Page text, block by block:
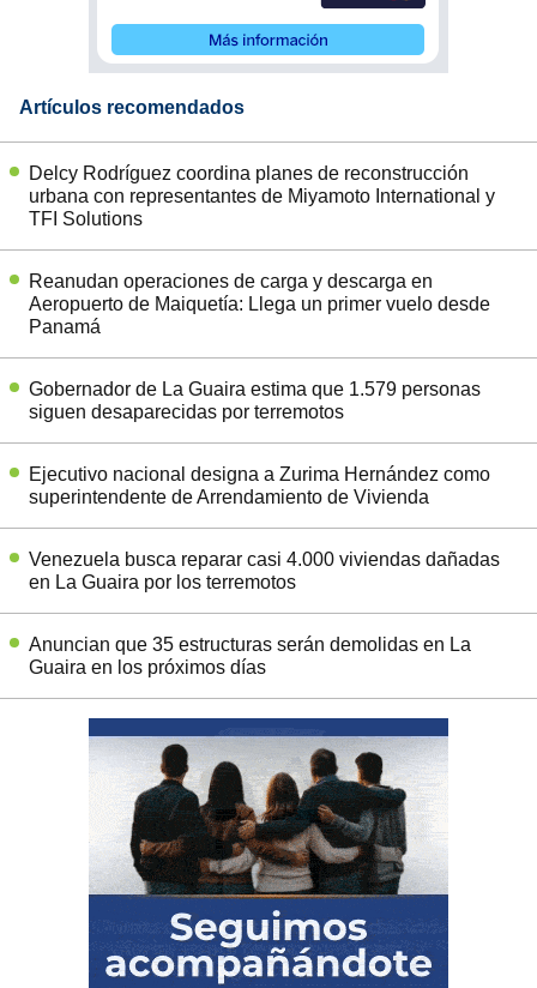
Artículos recomendados
Delcy Rodríguez coordina planes de reconstrucción
urbana con representantes de Miyamoto International y
TFI Solutions
Reanudan operaciones de carga y descarga en
Aeropuerto de Maiquetía: Llega un primer vuelo desde
Panamá
Gobernador de La Guaira estima que 1.579 personas
siguen desaparecidas por terremotos
Ejecutivo nacional designa a Zurima Hernández como
superintendente de Arrendamiento de Vivienda
Venezuela busca reparar casi 4.000 viviendas dañadas
en La Guaira por los terremotos
Anuncian que 35 estructuras serán demolidas en La
Guaira en los próximos días